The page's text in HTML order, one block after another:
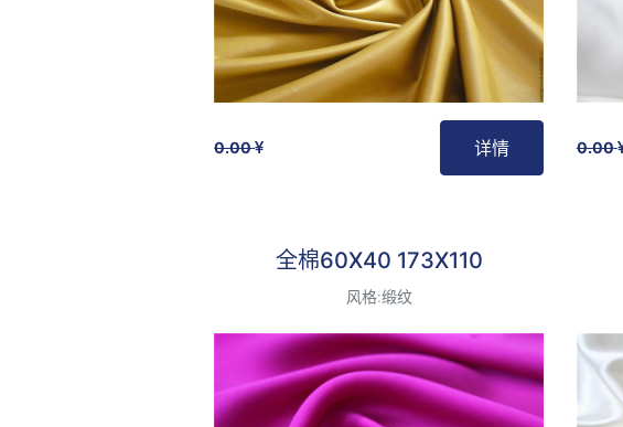
0.00 详情 0.00
全棉60X40 173X110
风格:缎纹